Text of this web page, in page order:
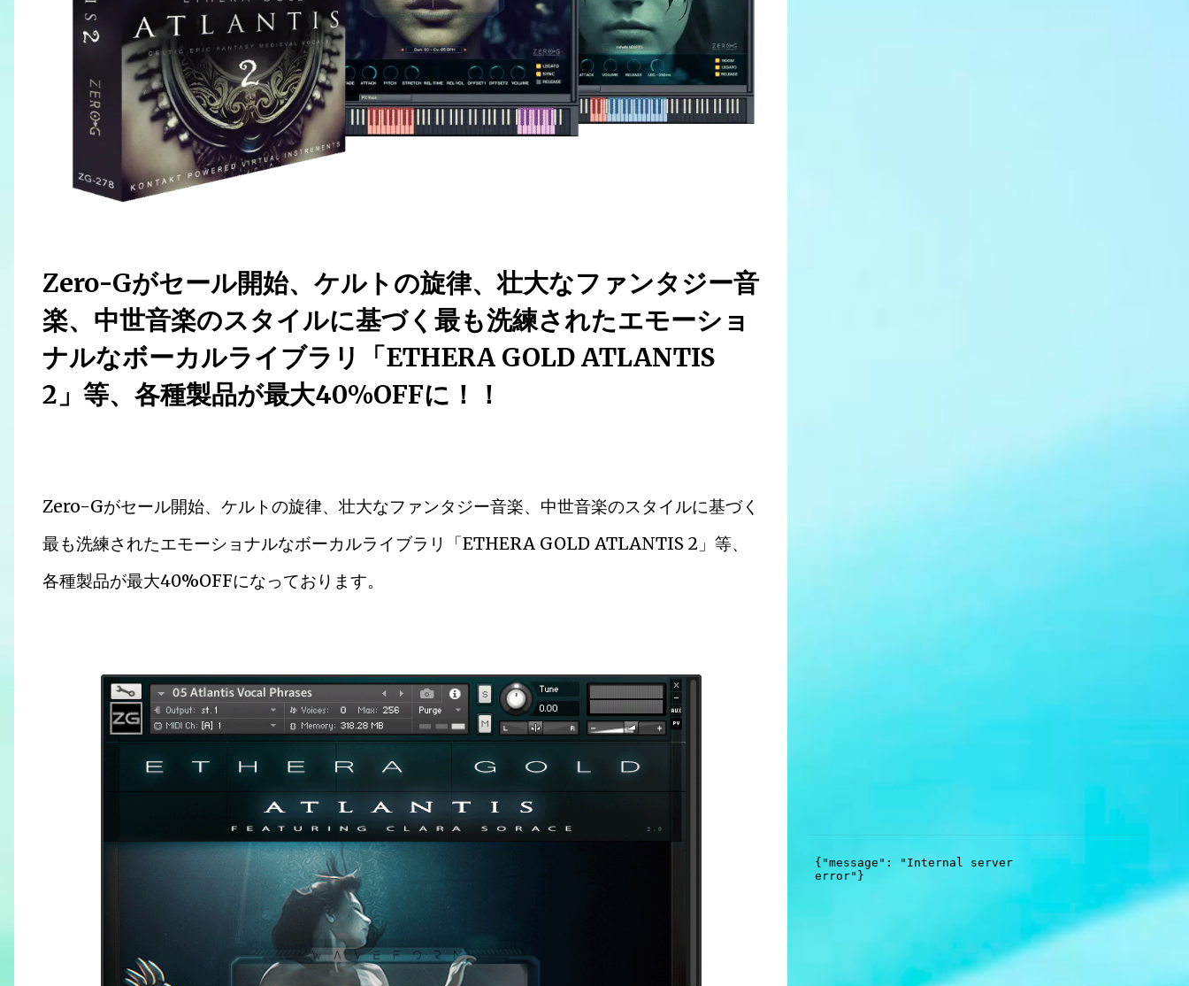
Zero-Gがセール開始、ケルトの旋律、壮大なファンタジー音
楽、中世音楽のスタイルに基づく最も洗練されたエモーショ
ナルなボーカルライブラリ「ETHERA GOLD ATLANTIS
2」等、各種製品が最大40%OFFに！！
Zero-Gがセール開始、ケルトの旋律、壮大なファンタジー音楽、中世音楽のスタイルに基づく
最も洗練されたエモーショナルなボーカルライブラリ「ETHERA GOLD ATLANTIS 2」等、
各種製品が最大40%OFFになっております。